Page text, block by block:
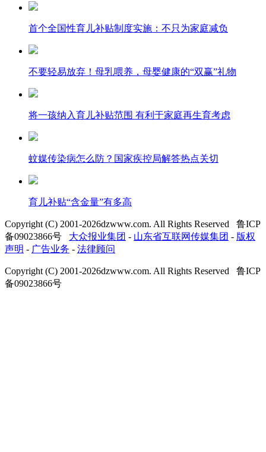
首个全国性育儿补贴制度实施：不只为家庭减负
不要轻易放弃！母乳喂养，母婴健康的“双赢”礼物
将一孩纳入育儿补贴范围 有利于家庭再生育考虑
蚊媒传染病怎么防？国家疾控局解答热点关切
育儿补贴“含金量”有多高
Copyright (C) 2001-2026dzwww.com. All Rights Reserved 鲁ICP
备09023866号 大众报业集团 - 山东省互联网传媒集团 - 版权
声明 - 广告业务 - 法律顾问
Copyright (C) 2001-2026dzwww.com. All Rights Reserved 鲁ICP
备09023866号